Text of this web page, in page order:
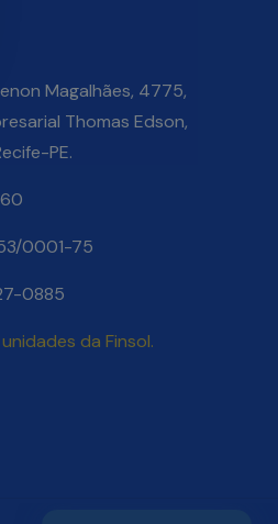
Magalhães, 4775,
Thomas Edson,
PE.
0001-75
0885
da Finsol.